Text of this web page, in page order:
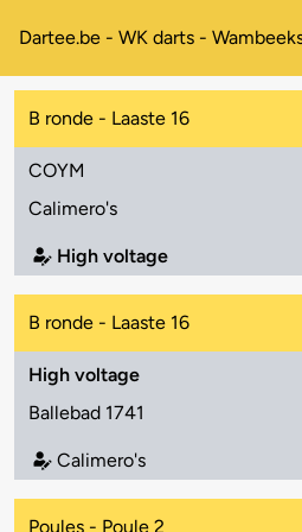
Dartee.be - WK darts -
B ronde - Laaste 16
COYM
Calimero's
High voltage
B ronde - Laaste 16
High voltage
Ballebad 1741
Calimero's
Poules - Poule 2